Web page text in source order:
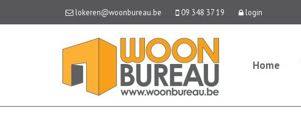
lokeren@woonbureau.be 09 348 37 19 login
Home